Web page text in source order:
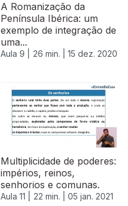
A Romanização da
Península Ibérica: um
exemplo de integração de
uma...
Aula 9 | 26 min. | 15 dez. 2020
Multiplicidade de poderes:
impérios, reinos,
senhorios e comunas.
Aula 11 | 22 min. | 05 jan. 2021